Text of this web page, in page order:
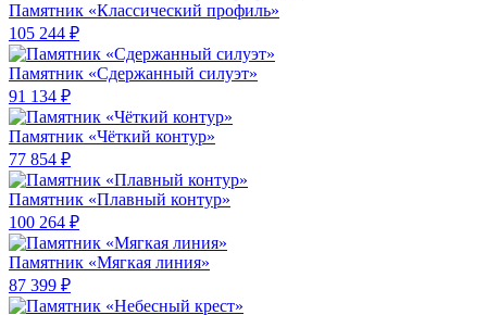
Памятник «Классический профиль»
105 244 ₽
Памятник «Сдержанный силуэт»
91 134 ₽
Памятник «Чёткий контур»
77 854 ₽
Памятник «Плавный контур»
100 264 ₽
Памятник «Мягкая линия»
87 399 ₽